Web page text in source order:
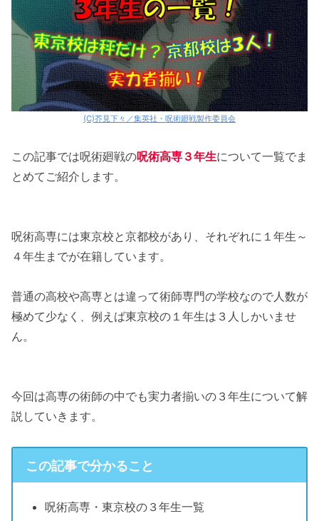
(C)芥見下々／集英社・呪術廻戦製作委員会
この記事では呪術廻戦の呪術高専３年生について一覧でま
とめてご紹介します。
呪術高専には東京校と京都校があり、それぞれに１年生～
４年生までが在籍しています。
普通の高校や高専とは違って術師専門の学校なので人数が
極めて少なく、例えば東京校の１年生は３人しかいませ
ん。
今回は高専の術師の中でも実力者揃いの３年生について解
説していきます。
この記事で分かること
呪術高専・東京校の３年生一覧